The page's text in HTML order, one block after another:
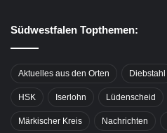
Südwestfalen Topthemen:
Aktuelles aus den Orten Diebstahl
HSK Iserlohn Lüdenscheid
Märkischer Kreis Nachrichten